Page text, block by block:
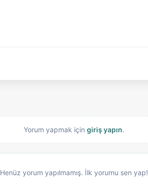
Yorum yapmak için giriş yapın.
Henüz yorum yapılmamış. İlk yorumu sen yap!